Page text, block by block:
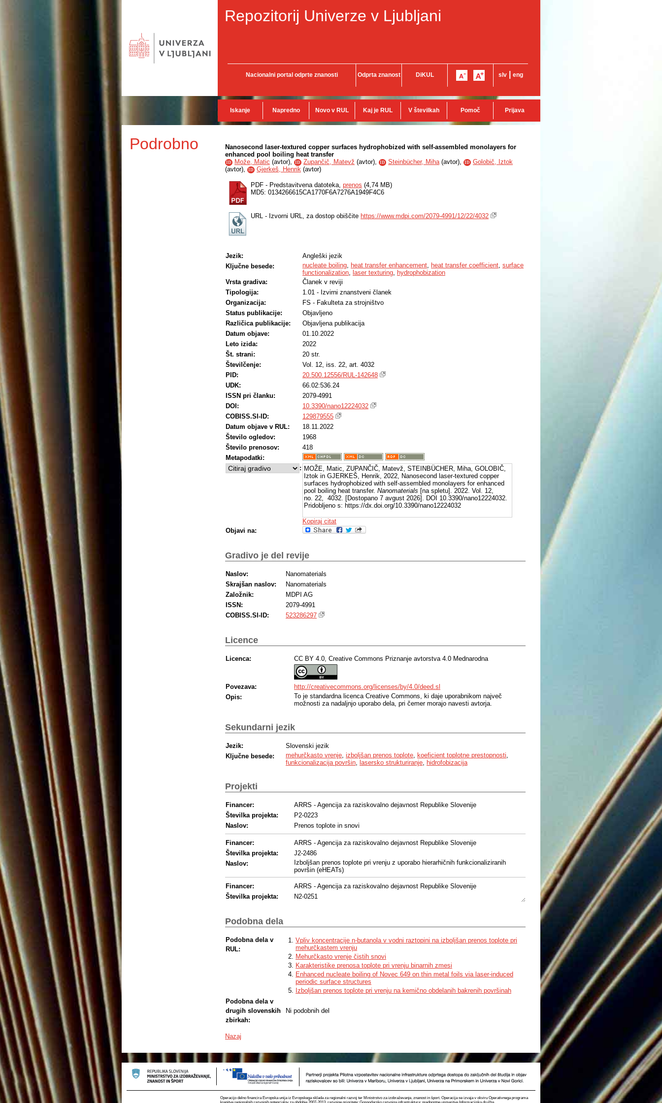
Repozitorij Univerze v Ljubljani
Nacionalni portal odprte znanosti Odprta znanost DiKUL slv eng
Iskanje Napredno Novo v RUL Kaj je RUL V številkah Pomoč Prijava
Podrobno
Nanosecond laser-textured copper surfaces hydrophobized with self-assembled monolayers for
enhanced pool boiling heat transfer
ID Može, Matic (avtor), ID Zupančič, Matevž (avtor), ID Steinbücher, Miha(avtor), ID
Golobič, Iztok
(avtor), ID Gjerkeš, Henrik (avtor)
PDF - Predstavitvena datoteka, prenos (4,74 MB)
MD5: 0134266615CA1770F6A7276A1949F4C6
URL - Izvorni URL, za dostop obiščite https://www.mdpi.com/2079-4991/12/22/4032
Jezik:
Angleški jezik
Ključne besede:
nucleate boiling, heat transfer enhancement, heat transfer coefficient, surface
functionalization, laser texturing, hydrophobization
Vrsta gradiva:
Članek v reviji
Tipologija:
1.01 - Izvirni znanstveni članek
Organizacija:
FS - Fakulteta za strojništvo
Status publikacije:
Objavljeno
Različica publikacije:
Objavljena publikacija
Datum objave:
01.10.2022
Leto izida:
2022
Št. strani:
20 str.
Številčenje:
Vol. 12, iss. 22, art. 4032
PID:
20.500.12556/RUL-142648
UDK:
66.02:536.24
ISSN pri članku:
2079-4991
DOI:
10.3390/nano12224032
COBISS.SI-ID:
129879555
Datum objave v RUL:
18.11.2022
Število ogledov:
1968
Število prenosov:
418
Metapodatki:
: MOŽE, Matic, ZUPANČIČ, Matevž, STEINBÜCHER, Miha, GOLOBIČ,
Iztok in GJERKEŠ, Henrik, 2022, Nanosecond laser-textured copper
surfaces hydrophobized with self-assembled monolayers for enhanced
pool boiling heat transfer. Nanomaterials [na spletu]. 2022. Vol. 12,
no. 22, 4032. [Dostopano 7 avgust 2026]. DOI 10.3390/nano12224032.
Pridobljeno s: https://dx.doi.org/10.3390/nano12224032
Kopiraj citat
Objavi na:
Gradivo je del revije
Naslov:
Nanomaterials
Skrajšan naslov:
Nanomaterials
Založnik:
MDPI AG
ISSN:
2079-4991
COBISS.SI-ID:
523286297
Licence
Licenca: CC BY 4.0, Creative Commons Priznanje avtorstva 4.0 Mednarodna
Povezava:
http://creativecommons.org/licenses/by/4.0/deed.sl
Opis:
To je standardna licenca Creative Commons, ki daje uporabnikom največ
možnosti za nadaljnjo uporabo dela, pri čemer morajo navesti avtorja.
Sekundarni jezik
Jezik:
Slovenski jezik
Ključne besede:
mehurčkasto vrenje izboljšan prenos toplote koeficient toplotne prestopnosti
funkcionalizacija površin lasersko strukturiranje hidrofobizacija
Projekti
Financer:
ARRS - Agencija za raziskovalno dejavnost Republike Slovenije
Številka projekta:
P2-0223
Naslov:
Prenos toplote in snovi
Financer:
ARRS - Agencija za raziskovalno dejavnost Republike Slovenije
Številka projekta:
J2-2486
Naslov:
Izboljšan prenos toplote pri vrenju z uporabo hierarhičnih funkcionaliziranih
površin (eHEATs)
Financer:
ARRS - Agencija za raziskovalno dejavnost Republike Slovenije
Številka projekta:
N2-0251
Podobna dela
Podobna dela v
RUL:
Vpliv koncentracije n-butanola v vodni raztopini na izboljšan prenos toplote pri
mehurčkastem vrenju
Mehurčkasto vrenje čistih snovi
Karakteristike prenosa toplote pri vrenju binarnih zmesi
Enhanced nucleate boiling of Novec 649 on thin metal foils via laser-induced
periodic surface structures
Izboljšan prenos toplote pri vrenju na kemično obdelanih bakrenih površinah
Podobna dela v
drugih slovenskih
zbirkah:
Ni podobnih del
Nazaj
Operacijo delno financira Evropska unija iz Evropskega sklada za regionalni razvoj ter Ministrstvo za izobraževanje, znanost in šport. Operacija se izvaja v okviru Operativnega programa